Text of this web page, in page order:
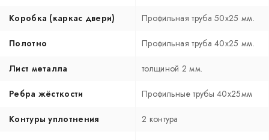
Коробка (каркас двери) Профильная труба 50х25 мм.
Полотно Профильная труба 40х25 мм.
Лист металла толщиной 2 мм.
Ребра жёсткости Профильные трубы 40х25мм
Контуры уплотнения 2 контура